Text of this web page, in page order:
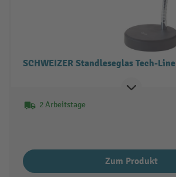
SCHWEIZER Standleseglas Tech-Line
2 Arbeitstage
Zum Produkt